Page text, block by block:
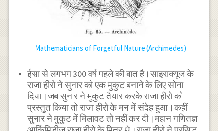
Mathematicians of Forgetful Nature (Archimedes)
ईसा से लगभग 300 वर्ष पहले की बात है।साइराक्यूज के
राजा हीरो ने सुनार को एक मुकुट बनाने के लिए सोना
दिया।जब सुनार ने मुकुट तैयार करके राजा हीरो को
प्रस्तुत किया तो राजा हीरो के मन में संदेह हुआ।कहीं
सुनार ने मुकुट में मिलावट तो नहीं कर दी।महान गणितज्ञ